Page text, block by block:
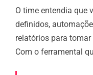
O time entendia que
definidos,
relatórios para
Com o ferramental